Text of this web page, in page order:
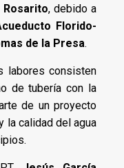
Rosarito, debido a
Florido-
de la Presa.
labores consisten
de tubería con la
de un proyecto
la calidad del agua